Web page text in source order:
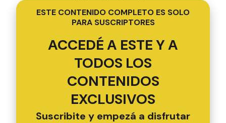
ESTE CONTENIDO COMPLETO ES SOLO
PARA SUSCRIPTORES
ACCEDÉ A ESTE Y A
TODOS LOS
CONTENIDOS
EXCLUSIVOS
Suscribite y empezá a disfrutar